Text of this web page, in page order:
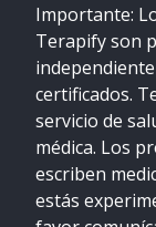
Importante:
Terapify son
certificados.
servicio de
médica. Los
escriben
estás